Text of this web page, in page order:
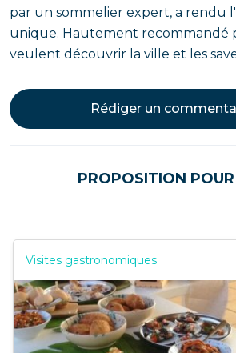
par un sommelier expert, a rendu
unique. Hautement recommandé
veulent découvrir la ville et les
Rédiger un
PROPOSITION
Visites gastronomiques